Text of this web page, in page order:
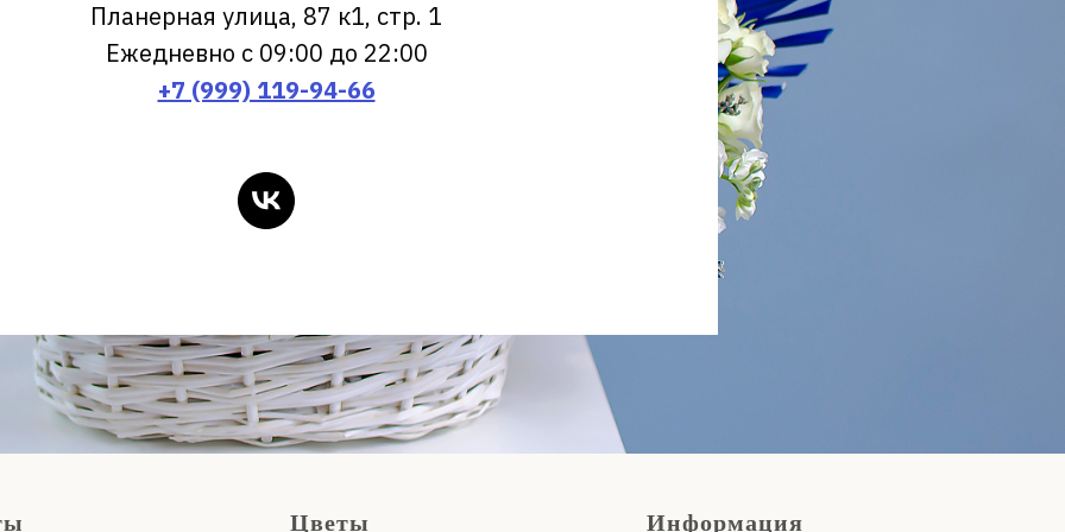
Планерная улица, 87 к1, стр. 1
Ежедневно с 09:00 до 22:00
+7 (999) 119-94-66
Цветы Информация